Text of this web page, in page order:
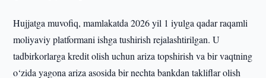
Hujjatga muvofiq, mamlakatda 2026 yil 1 iyulga qadar raqamli
moliyaviy platformani ishga tushirish rejalashtirilgan. U
tadbirkorlarga kredit olish uchun ariza topshirish va bir vaqtning
o‘zida yagona ariza asosida bir nechta bankdan takliflar olish